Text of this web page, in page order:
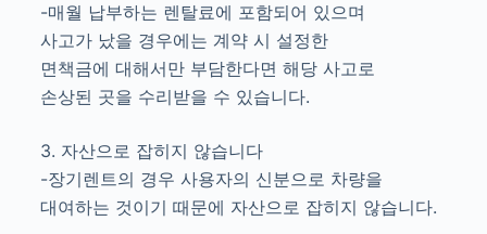
-매월 납부하는 렌탈료에 포함되어 있으며
사고가 났을 경우에는 계약 시 설정한
면책금에 대해서만 부담한다면 해당 사고로
손상된 곳을 수리받을 수 있습니다.
3. 자산으로 잡히지 않습니다
-장기렌트의 경우 사용자의 신분으로 차량을
대여하는 것이기 때문에 자산으로 잡히지 않습니다.